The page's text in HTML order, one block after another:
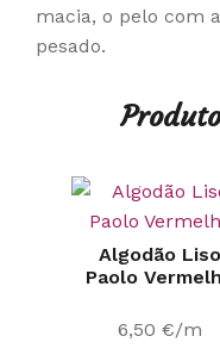
macia, o pelo com
pesado.
Algodão Liso
Paolo
6,50 €/m